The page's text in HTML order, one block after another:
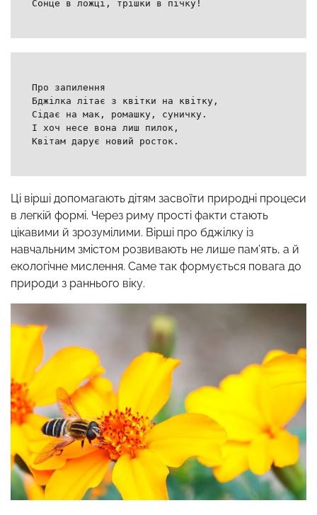
Сонце в ложці, трішки в пічку!
Про запилення
Бджілка літає з квітки на квітку,
Сідає на мак, ромашку, суничку.
І хоч несе вона лиш пилок,
Квітам дарує новий росток.
Ці вірші допомагають дітям засвоїти природні процеси
в легкій формі. Через риму прості факти стають
цікавими й зрозумілими. Вірші про бджілку із
навчальним змістом розвивають не лише пам’ять, а й
екологічне мислення. Саме так формується повага до
природи з раннього віку.